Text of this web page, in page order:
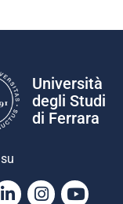
Università
degli Studi
di Ferrara
LinkedinInstagram